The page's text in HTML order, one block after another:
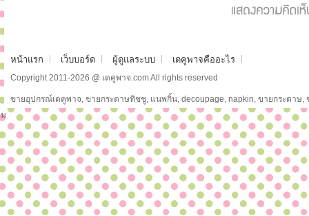
หน้าแรก เว็บบอร์ด ผู้ดูแลระบบ เดคูพาจคืออะไร
Copyright 2011-2026 @ เดคูพาจ.com All rights reserved
ขายอุปกรณ์เดคูพาจ, ขายกระดาษทิชชู, แนพกิ้น, decoupage, napkin, ขายกระดาษ
ม